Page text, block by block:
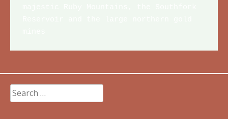
Search
for: